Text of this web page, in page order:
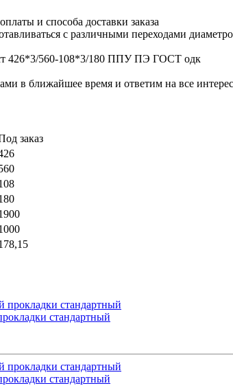
и способа доставки заказа
с различными переходами
426*3/560-108*3/180 ППУ ПЭ ГОСТ одк
в ближайшее время и ответим на все
заказ
стандартный
стандартный